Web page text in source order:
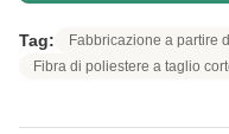
Tag:
Fabbricazione a partire
Fibra di poliestere a taglio